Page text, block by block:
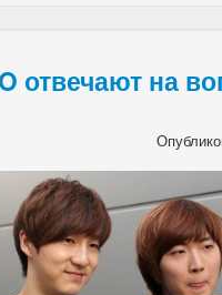
отвечают на